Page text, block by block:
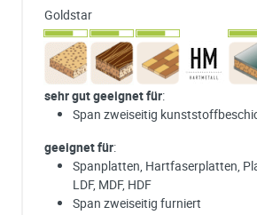
Goldstar
sehr gut geeignet für:
Span zweiseitig
geeignet für:
Spanplatten, Hartfaserplatten,
LDF, MDF, HDF
Span zweiseitig furniert